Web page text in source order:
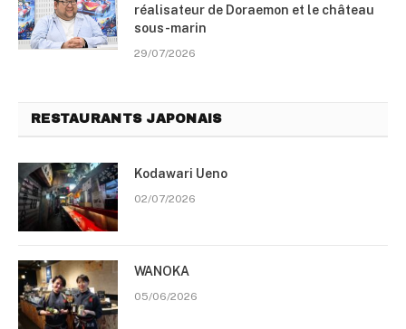
réalisateur de Doraemon et le château
sous-marin
29/07/2026
RESTAURANTS JAPONAIS
Kodawari Ueno
02/07/2026
WANOKA
05/06/2026